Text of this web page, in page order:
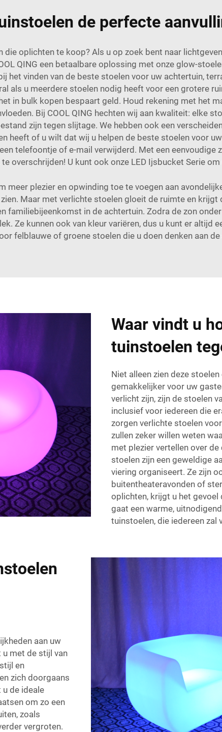
de perfecte
oplichten te koop? Als u op zoek bent naar
QING een betaalbare oplossing met onze glow-
het vinden van de beste stoelen voor uw achtertuin,
als u meerdere stoelen nodig heeft voor een grotere
in bulk kopen bespaart geld. Houd rekening met het
Bij COOL QING hechten wij aan kwaliteit: elke
zijn tegen slijtage. We hebben ook een
heeft of u wilt dat wij u helpen de beste stoelen voor
telefoontje of e-mail verwijderd. Met een eenvoudige
overschrijden! U kunt ook onze LED Ijsbucket Serie om
meer plezier en opwinding toe te voegen aan
Maar met verlichte stoelen gloeit de ruimte en krijgt
familiebijeenkomst in de achtertuin. Zodra de zon
Ze kunnen ook van kleur variëren, dus u kunt er altijd
felblauwe of groene stoelen die u doen denken aan
Waar vindt u
tuinstoelen
Niet alleen zien deze
gemakkelijker voor uw
verlicht zijn, zijn de stoelen
inclusief voor iedereen die
zorgen verlichte stoelen
zullen zeker willen weten
met plezier vertellen over de
stoelen zijn een geweldige
viering organiseert. Ze zijn
buitentheateravonden of
oplichten, krijgt u het
gaat een warme,
tuinstoelen, die iedereen zal
aan uw
met de stijl van
en
zich doorgaans
de ideale
om zo een
zoals
vergroten.